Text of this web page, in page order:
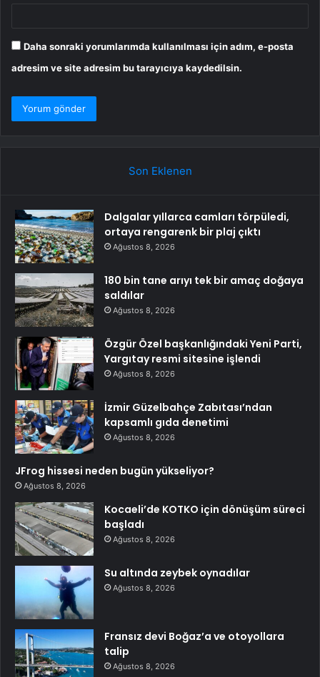
Daha sonraki yorumlarımda kullanılması için adım, e-posta
adresim ve site adresim bu tarayıcıya kaydedilsin.
Son Eklenen
Dalgalar yıllarca camları törpüledi,
ortaya rengarenk bir plaj çıktı
Ağustos 8, 2026
180 bin tane arıyı tek bir amaç doğaya
saldılar
Ağustos 8, 2026
Özgür Özel başkanlığındaki Yeni Parti,
Yargıtay resmi sitesine işlendi
Ağustos 8, 2026
İzmir Güzelbahçe Zabıtası’ndan
kapsamlı gıda denetimi
Ağustos 8, 2026
JFrog hissesi neden bugün yükseliyor?
Ağustos 8, 2026
Kocaeli’de KOTKO için dönüşüm süreci
başladı
Ağustos 8, 2026
Su altında zeybek oynadılar
Ağustos 8, 2026
Fransız devi Boğaz’a ve otoyollara
talip
Ağustos 8, 2026